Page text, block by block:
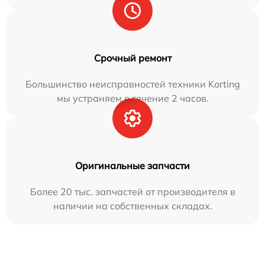
Срочный ремонт
Большинство неисправностей техники Korting
мы устраняем в течение 2 часов.
Оригинальные запчасти
Более 20 тыс. запчастей от производителя в
наличии на собственных складах.